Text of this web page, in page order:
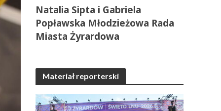
Natalia Sipta i Gabriela
Popławska Młodzieżowa Rada
Miasta Żyrardowa
Materiał reporterski